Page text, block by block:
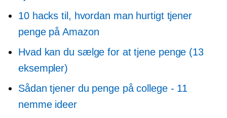
10 hacks til, hvordan man hurtigt tjener
penge på Amazon
Hvad kan du sælge for at tjene penge (13
eksempler)
Sådan tjener du penge på college - 11
nemme ideer